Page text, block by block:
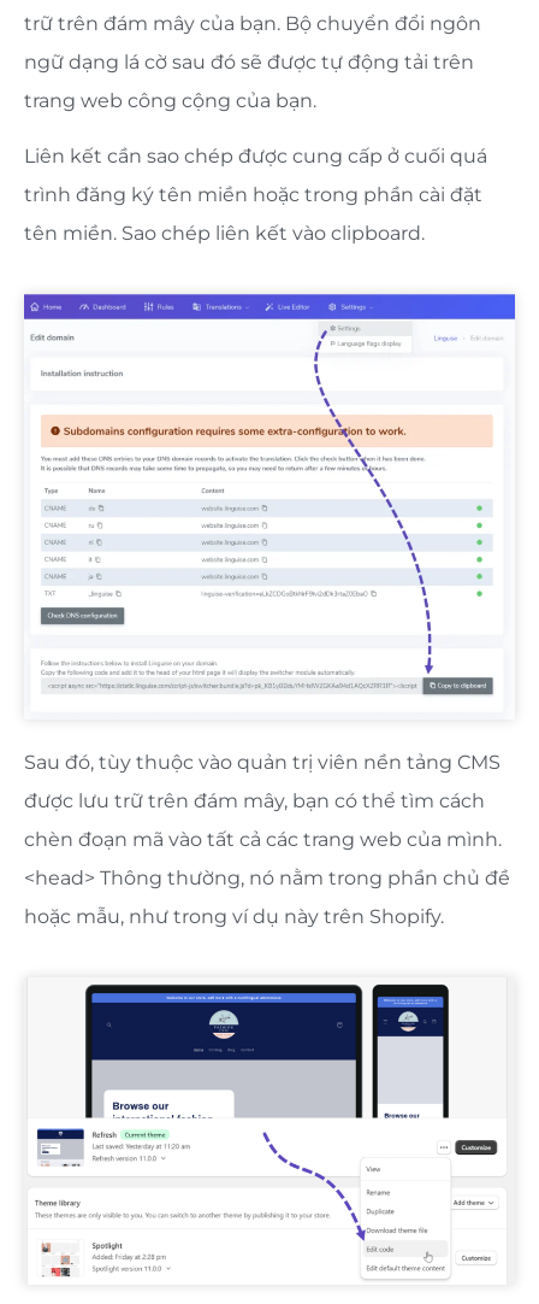
trữ trên đám mây của bạn. Bộ chuyển đổi ngôn
ngữ dạng lá cờ sau đó sẽ được tự động tải trên
trang web công cộng của bạn.
Liên kết cần sao chép được cung cấp ở cuối quá
trình đăng ký tên miền hoặc trong phần cài đặt
tên miền. Sao chép liên kết vào clipboard.
Sau đó, tùy thuộc vào quản trị viên nền tảng CMS
được lưu trữ trên đám mây, bạn có thể tìm cách
chèn đoạn mã vào tất cả các trang web của mình.
<head> Thông thường, nó nằm trong phần chủ đề
hoặc mẫu, như trong ví dụ này trên Shopify.